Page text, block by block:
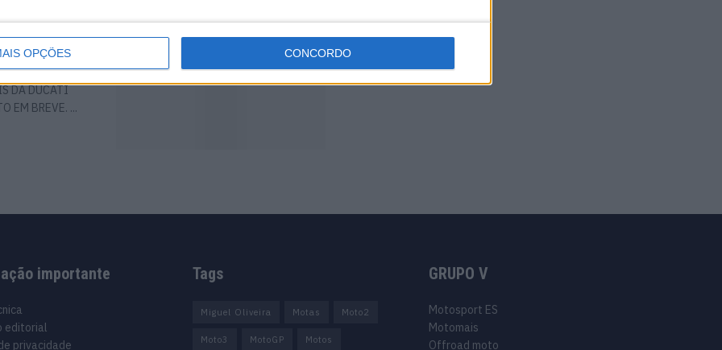
OPÇÕES CONCORDO
821
DA DUCATI
EM BREVE. ...
importante
editorial
privacidade
Tags
Miguel Oliveira Motas Moto2
Moto3 MotoGP Motos
GRUPO V
Motosport ES
Motomais
Offroad moto